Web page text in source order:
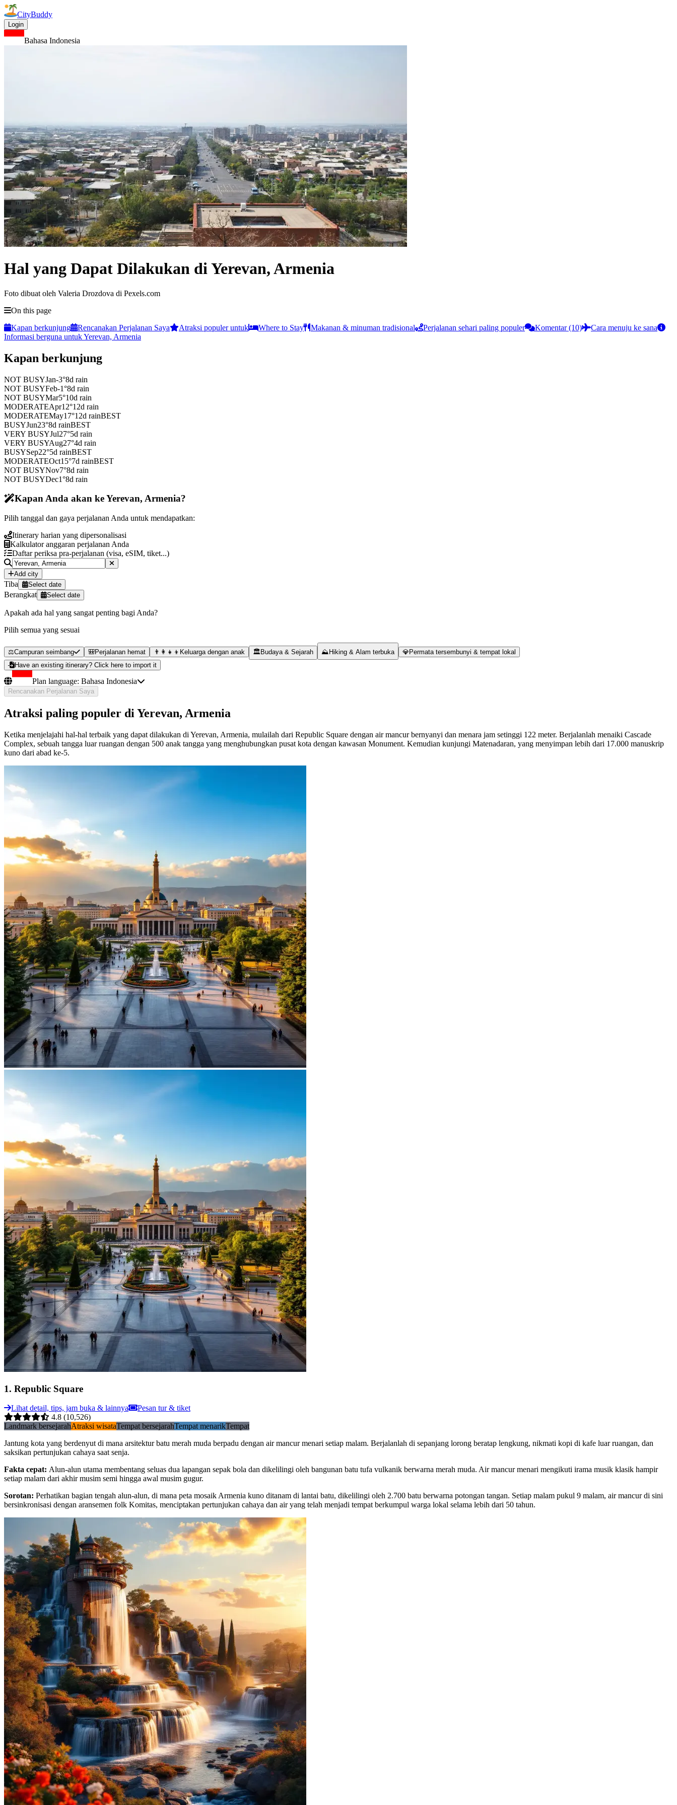
CityBuddy
Login
Bahasa Indonesia
Hal yang Dapat Dilakukan di Yerevan, Armenia
Foto dibuat oleh Valeria Drozdova di Pexels.com
On this page
Kapan berkunjung
Rencanakan Perjalanan Saya Atraksi populer untuk Where to Stay Makanan & minuman tradisional Perjalanan sehari paling populer Komentar (10)
Cara menuju ke sana
Informasi berguna untuk Yerevan, Armenia
Kapan berkunjung
NOT BUSYJan-3°8d rain
NOT BUSYFeb-1°8d rain
NOT BUSYMar5°10d rain
MODERATEApr12°12d rain
MODERATEMay17°12d rainBEST
BUSYJun23°8d rainBEST
VERY BUSYJul27°5d rain
VERY BUSYAug27°4d rain
BUSYSep22°5d rainBEST
MODERATEOct15°7d rainBEST
NOT BUSYNov7°8d rain
NOT BUSYDec1°8d rain
Kapan Anda akan ke Yerevan, Armenia?
Pilih tanggal dan gaya perjalanan Anda untuk mendapatkan:
Itinerary harian yang dipersonalisasi
Kalkulator anggaran perjalanan Anda
Daftar periksa pra-perjalanan (visa, eSIM, tiket...)
Add city
Tiba Select date
Berangkat Select date
Apakah ada hal yang sangat penting bagi Anda?
Pilih semua yang sesuai
⚖️Campuran seimbang 🎒Perjalanan hemat 👨‍👩‍👧‍👦 Keluarga dengan anak 🏛️ Budaya & Sejarah ⛰️ Hiking & Alam terbuka 💎Permata tersembunyi & tempat lokal
Have an existing itinerary? Click here to import it
Plan language: Bahasa Indonesia
Rencanakan Perjalanan Saya
Atraksi paling populer di Yerevan, Armenia
Ketika menjelajahi hal-hal terbaik yang dapat dilakukan di Yerevan, Armenia, mulailah dari Republic Square dengan air mancur bernyanyi dan menara jam setinggi 122 meter. Berjalanlah menaiki Cascade
Complex, sebuah tangga luar ruangan dengan 500 anak tangga yang menghubungkan pusat kota dengan kawasan Monument. Kemudian kunjungi Matenadaran, yang menyimpan lebih dari 17.000 manuskrip
kuno dari abad ke-5.
1. Republic Square
Lihat detail, tips, jam buka & lainnya
Pesan tur & tiket
4.8 (10,526)
Landmark bersejarahAtraksi wisataTempat bersejarahTempat menarikTempat
Jantung kota yang berdenyut di mana arsitektur batu merah muda berpadu dengan air mancur menari setiap malam. Berjalanlah di sepanjang lorong beratap lengkung, nikmati kopi di kafe luar ruangan, dan
saksikan pertunjukan cahaya saat senja.
Fakta cepat: Alun-alun utama membentang seluas dua lapangan sepak bola dan dikelilingi oleh bangunan batu tufa vulkanik berwarna merah muda. Air mancur menari mengikuti irama musik klasik hampir
setiap malam dari akhir musim semi hingga awal musim gugur.
Sorotan: Perhatikan bagian tengah alun-alun, di mana peta mosaik Armenia kuno ditanam di lantai batu, dikelilingi oleh 2.700 batu berwarna potongan tangan. Setiap malam pukul 9 malam, air mancur di sini
bersinkronisasi dengan aransemen folk Komitas, menciptakan pertunjukan cahaya dan air yang telah menjadi tempat berkumpul warga lokal selama lebih dari 50 tahun.